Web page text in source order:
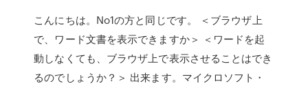
こんにちは。No1の方と同じです。 ＜ブラウザ上
で、ワード文書を表示できますか＞ ＜ワードを起
動しなくても、ブラウザ上で表示させることはでき
るのでしょうか？＞ 出来ます。マイクロソフト・